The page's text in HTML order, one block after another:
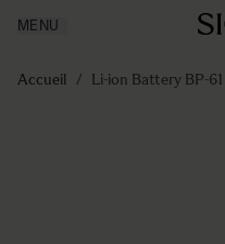
Made in Aizu
Support
MENU
Accueil / Li-ion Battery BP-61